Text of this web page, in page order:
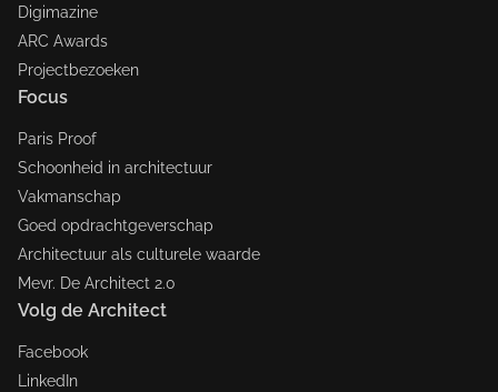
Digimazine
ARC Awards
Projectbezoeken
Focus
Paris Proof
Schoonheid in architectuur
Vakmanschap
Goed opdrachtgeverschap
Architectuur als culturele waarde
Mevr. De Architect 2.0
Volg de Architect
Facebook
LinkedIn